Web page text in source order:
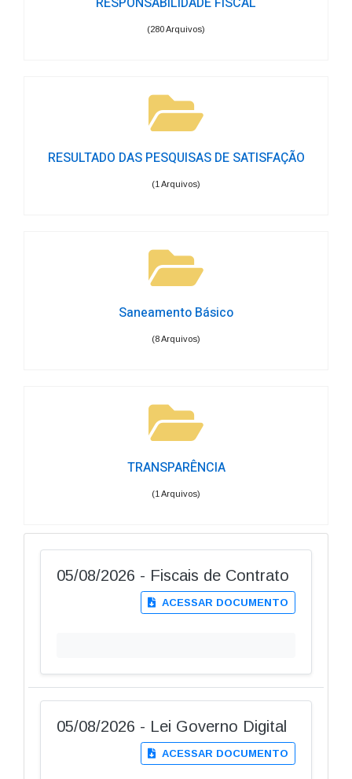
(280 Arquivos)
RESULTADO DAS PESQUISAS DE SATISFAÇÃO
(1 Arquivos)
Saneamento Básico
(8 Arquivos)
TRANSPARÊNCIA
(1 Arquivos)
05/08/2026 - Fiscais de Contrato
ACESSAR DOCUMENTO
05/08/2026 - Lei Governo Digital
ACESSAR DOCUMENTO